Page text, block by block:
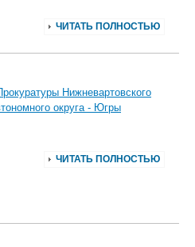
ЧИТАТЬ ПОЛНОСТЬЮ
Нижневартовского
округа - Югры
ЧИТАТЬ ПОЛНОСТЬЮ